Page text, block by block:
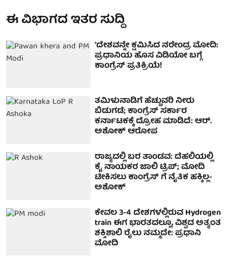
ಈ ವಿಭಾಗದ ಇತರ ಸುದ್ದಿ
'ದೇಶವನ್ನೇ ಕ್ಷಮಿಸಿದ ನರೇಂದ್ರ ಮೋದಿ:
ಪ್ರಧಾನಿಯ ಹೊಸ ವಿಡಿಯೋ ಬಗ್ಗೆ
ಕಾಂಗ್ರೆಸ್ ಪ್ರತಿಕ್ರಿಯೆ!
ತಮಿಳುನಾಡಿಗೆ ಹೆಚ್ಚುವರಿ ನೀರು
ಬಿಡುಗಡೆ; ಕಾಂಗ್ರೆಸ್ ಸರ್ಕಾರ
ಕರ್ನಾಟಕಕ್ಕೆ ದ್ರೋಹ ಮಾಡಿದೆ: ಆರ್.
ಅಶೋಕ್ ಆರೋಪ
ರಾಜ್ಯದಲ್ಲಿ ಬರ ತಾಂಡವ: ದೆಹಲಿಯಲ್ಲಿ
ಕೈ ನಾಯಕರ ಜಾಲಿ ಟ್ರಿಪ್; ಮೋದಿ
ಟೀಕಿಸಲು ಕಾಂಗ್ರೆಸ್ ಗೆ ನೈತಿಕ ಹಕ್ಕಿಲ್ಲ-
ಅಶೋಕ್
ಕೇವಲ 3-4 ದೇಶಗಳಲ್ಲಿರುವ Hydrogen
train ಈಗ ಭಾರತದಲ್ಲೂ, ವಿಶ್ವದ ಅತ್ಯಂತ
ಶಕ್ತಿಶಾಲಿ ರೈಲು ನಮ್ಮದೇ: ಪ್ರಧಾನಿ
ಮೋದಿ